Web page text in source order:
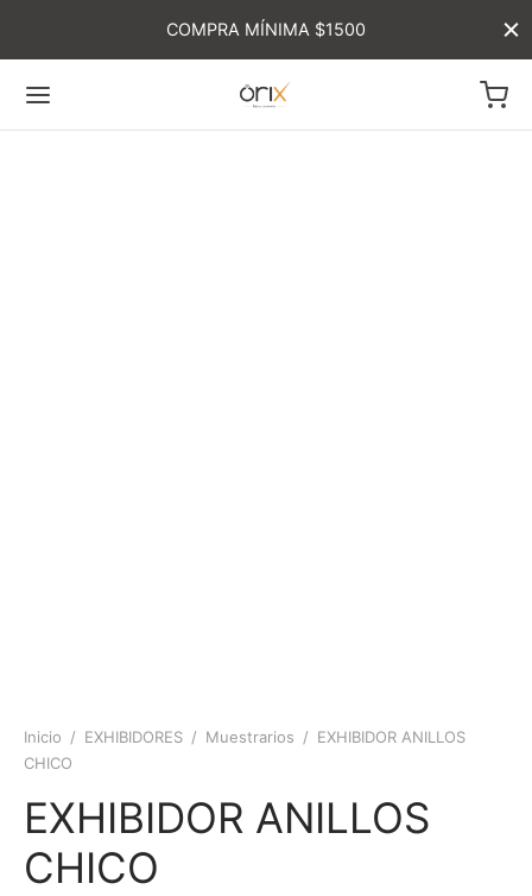
COMPRA MÍNIMA $1500
Inicio / EXHIBIDORES / Muestrarios / EXHIBIDOR ANILLOS
CHICO
EXHIBIDOR ANILLOS
CHICO